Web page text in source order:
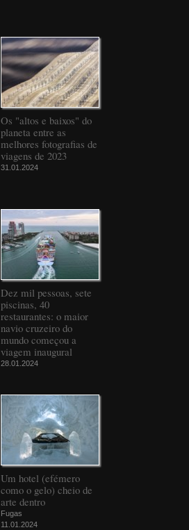
Os "altos e baixos" do
planeta entre as
melhores fotografias de
viagens de 2023
31.01.2024
Dez mil pessoas, sete
piscinas, 40
restaurantes: o maior
navio cruzeiro do
mundo começou a
viagem inaugural
28.01.2024
Um hotel (efémero
como o gelo) cheio de
arte dentro
Fugas
11.01.2024